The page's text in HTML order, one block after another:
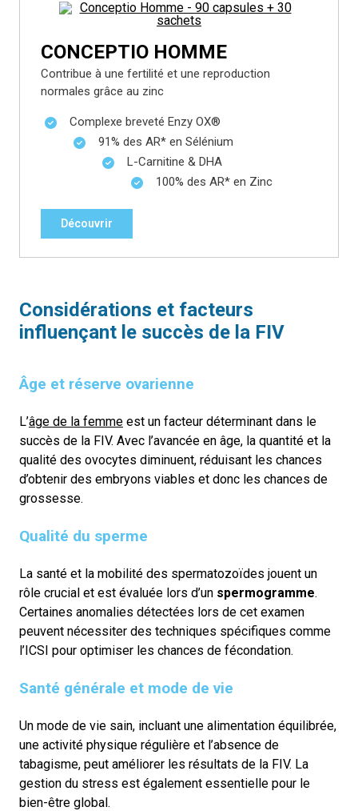
CONCEPTIO HOMME
Contribue à une fertilité et une reproduction
normales grâce au zinc
Complexe breveté Enzy OX®
91% des AR* en Sélénium
L-Carnitine & DHA
100% des AR* en Zinc
Découvrir
Considérations et facteurs
influençant le succès de la FIV
Âge et réserve ovarienne
L’âge de la femme est un facteur déterminant dans le
succès de la FIV. Avec l’avancée en âge, la quantité et la
qualité des ovocytes diminuent, réduisant les chances
d’obtenir des embryons viables et donc les chances de
grossesse.
Qualité du sperme
La santé et la mobilité des spermatozoïdes jouent un
rôle crucial et est évaluée lors d’un spermogramme.
Certaines anomalies détectées lors de cet examen
peuvent nécessiter des techniques spécifiques comme
l’ICSI pour optimiser les chances de fécondation.
Santé générale et mode de vie
Un mode de vie sain, incluant une alimentation équilibrée,
une activité physique régulière et l’absence de
tabagisme, peut améliorer les résultats de la FIV. La
gestion du stress est également essentielle pour le
bien-être global.